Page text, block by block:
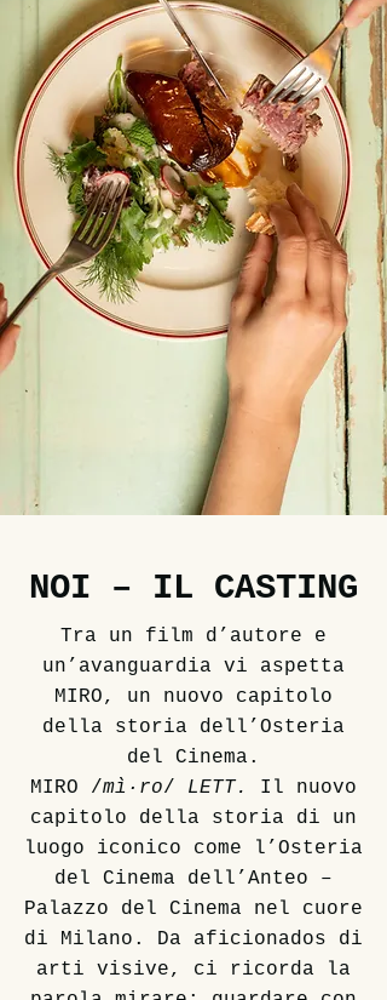
NOI – IL CASTING
Tra un film d’autore e
un’avanguardia vi aspetta
MIRO, un nuovo capitolo
della storia dell’Osteria
del Cinema.
MIRO /mì·ro/ LETT.
Il nuovo
capitolo della storia di un
luogo iconico come l’Osteria
del Cinema dell’Anteo –
Palazzo del Cinema nel cuore
di Milano. Da aficionados di
arti visive, ci ricorda la